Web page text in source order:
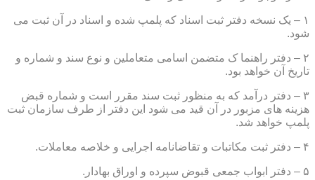
۱ – یک نسخه دفتر ثبت اسناد که پلمپ شده و اسناد در آن ثبت می
شود.
۲ – دفتر راهنما ک متضمن اسامی متعاملین و نوع سند و شماره و
تاریخ آن خواهد بود.
۳ – دفتر درآمد که به منظور ثبت سند مقرر است و شماره قبض
هزینه های مزبور در آن قید می شود این دفتر از طرف سازمان ثبت
پلمپ خواهد شد.
۴ – دفتر ثبت مکاتبات و تقاضانامه اجرایی و خلاصه معاملات.
۵ – دفتر ابواب جمعی قبوض سپرده و اوراق بهادار.